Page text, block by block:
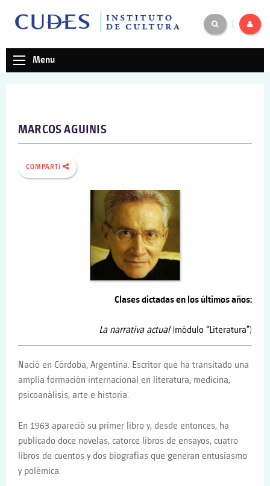
Menu
MARCOS AGUINIS
COMPARTÍ
Clases dictadas en los últimos años:
La narrativa actual(módulo “Literatura”)
Nació en Córdoba, Argentina. Escritor que ha transitado una
amplia formación internacional en literatura, medicina,
psicoanálisis, arte e historia.
En 1963 apareció su primer libro y, desde entonces, ha
publicado doce novelas, catorce libros de ensayos, cuatro
libros de cuentos y dos biografías que generan entusiasmo
y polémica.